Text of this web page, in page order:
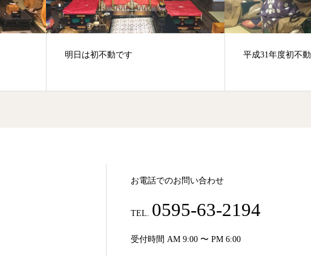
明日は初不動です 平成31年度初不動
お電話でのお問い合わせ
TEL. 0595-63-2194
受付時間 AM 9:00 〜 PM 6:00